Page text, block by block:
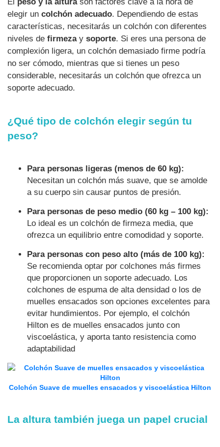
elegir un colchón adecuado. Dependiendo de estas
características, necesitarás un colchón con diferentes
niveles de firmezay soporte. Si eres una persona de
complexión ligera, un colchón demasiado firme podría
no ser cómodo, mientras que si tienes un peso
considerable, necesitarás un colchón que ofrezca un
soporte adecuado.
¿Qué tipo de colchón elegir según tu
peso?
Para personas ligeras (menos de 60 kg):
Necesitan un colchón más suave, que se amolde
a su cuerpo sin causar puntos de presión.
Para personas de peso medio (60 kg – 100 kg):
Lo ideal es un colchón de firmeza media, que
ofrezca un equilibrio entre comodidad y soporte.
Para personas con peso alto (más de 100 kg):
Se recomienda optar por colchones más firmes
que proporcionen un soporte adecuado. Los
colchones de espuma de alta densidad o los de
muelles ensacados son opciones excelentes para
evitar hundimientos. Por ejemplo, el colchón
Hilton es de muelles ensacados junto con
viscoelástica, y aporta tanto resistencia como
adaptabilidad
Colchón Suave de muelles ensacados y viscoelástica Hilton
La altura también juega un papel crucial